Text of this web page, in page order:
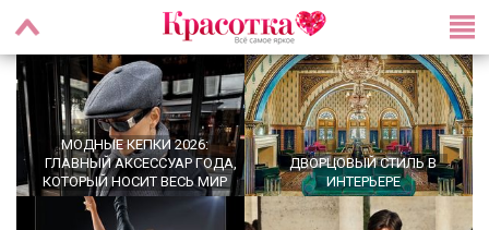
МОДНЫЕ КЕПКИ 2026:
ГЛАВНЫЙ АКСЕССУАР ГОДА,
КОТОРЫЙ НОСИТ ВЕСЬ МИР
ДВОРЦОВЫЙ СТИЛЬ В
ИНТЕРЬЕРЕ